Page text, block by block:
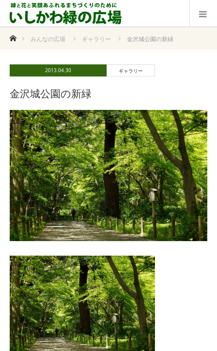
ホームみんなの広場 ギャラリー 金沢城公園の新緑
2013.04.30 ギャラリー
金沢城公園の新緑